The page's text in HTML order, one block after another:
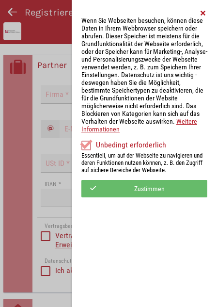
Registrieren und Angebot abgeben
Partner
IBAN *
Vertragsbedinungen akzeptieren
Vertragsbedinungen akzeptieren
Erweiterte Vertragsbedingungen Partner
Datenschutzerklärung akzeptiert
Ich akzeptiere die
Wenn Sie Webseiten besuchen, können diese
Daten in Ihrem Webbrowser speichern oder
abrufen. Dieser Speicher ist meistens für die
Grundfunktionalität der Webseite erforderlich,
oder der Speicher kann für Marketing-, Analyse-
und Personalisierungszwecke der Webseite
verwendet werden, z. B. zum Speichern Ihrer
Einstellungen. Datenschutz ist uns wichtig -
deswegen haben Sie die Möglichkeit,
bestimmte Speichertypen zu deaktivieren, die
für die Grundfunktionen der Website
möglicherweise nicht erforderlich sind. Das
Blockieren von Kategorien kann sich auf das
Verhalten der Webseite auswirken. Weitere
Informationen
Unbedingt erforderlich
Essentiell, um auf der Webseite zu navigieren und
deren Funktionen nutzen können, z. B. den Zugriff
auf sichere Bereiche der Webseite.
Zustimmen